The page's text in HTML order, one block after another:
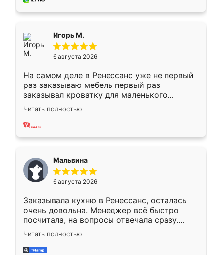
Игорь М.
6 августа 2026
На самом деле в Ренессанс уже не первый
раз заказываю мебель первый раз
заказывал кроватку для маленького
ребёнка при его рождении ,во второй раз
заказал шкаф-купе. По качеству очень
хорошее сборка достаточно быстрая,
меньше, здесь же он более разнообразный.
Мне нравится ,если что-то потребуется из
мебели буду заказывать только здесь.
Читать полностью
Мальвина
6 августа 2026
Заказывала кухню в Ренессанс, осталась
очень довольна. Менеджер всё быстро
посчитала, на вопросы отвечала сразу.
Замерщик приехал в субботу, подошёл к
делу со всей ответственностью. Собрали
за день, ребята работали аккуратно, даже
Читать полностью